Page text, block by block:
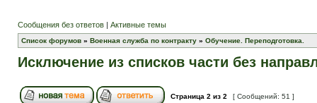
Сообщения без ответов | Активные темы
Список форумов » Военная служба по контракту » Обучение. Переподготовка.
Исключение из списков части без
Страница 2 из 2 [ Сообщений: 51 ]